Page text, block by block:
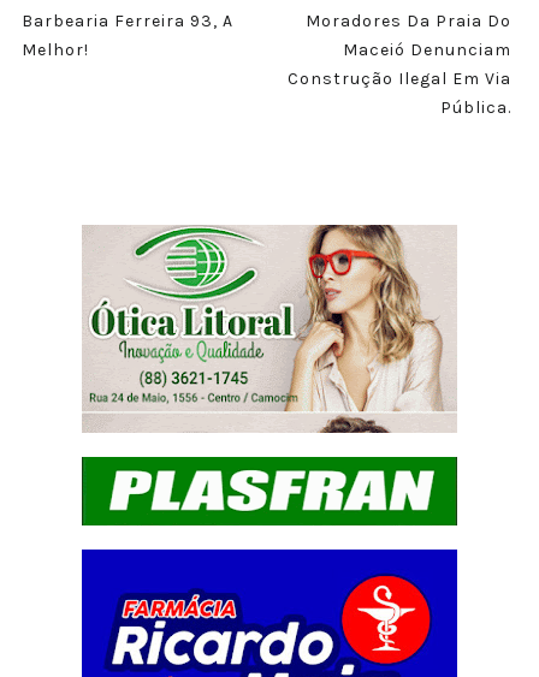
Barbearia Ferreira 93, A
Melhor!
Moradores Da Praia Do
Maceió Denunciam
Construção Ilegal Em Via
Pública.